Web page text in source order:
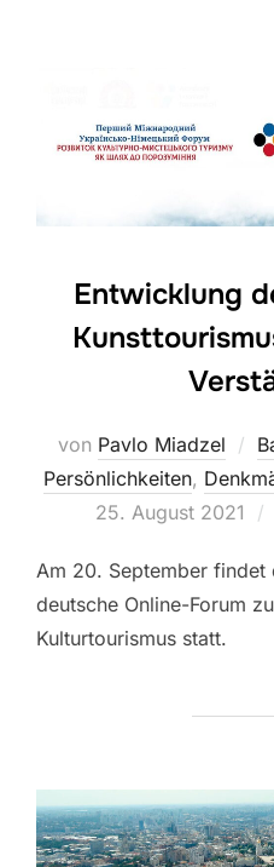
Entwicklung
von Pavlo Miadzel
Persönlichkeiten,
25. August 2021
Am 20. September findet
deutsche Online-Forum
Kulturtourismus statt.